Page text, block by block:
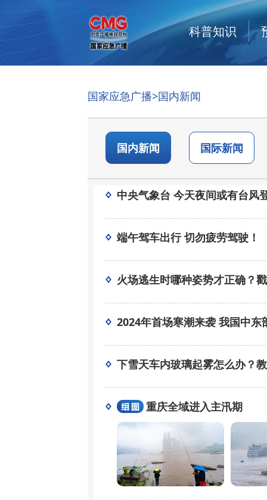
科普知识
国家应急广播>国内新闻
国内新闻 国际新闻
中央气象台 今天夜间或有台风
端午驾车出行 切勿疲劳驾驶！
火场逃生时哪种姿势才正确？
2024年首场寒潮来袭 我国中东
下雪天车内玻璃起雾怎么办？
重庆全域进入主汛期